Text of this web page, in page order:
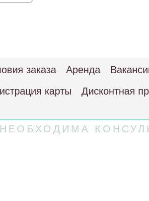
заказа Аренда
карты
Дисконтная